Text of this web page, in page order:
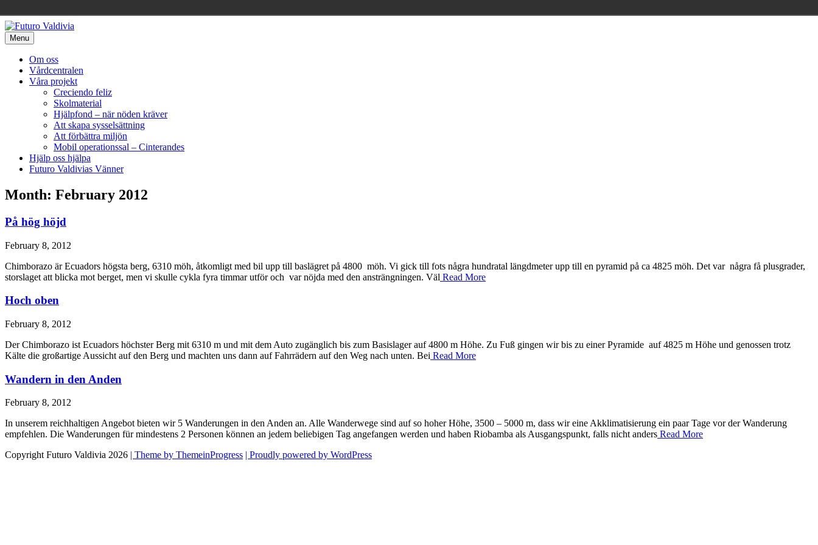
Skip
to
content
Menu
Om oss
Vårdcentralen
Våra projekt
Creciendo feliz
Skolmaterial
Hjälpfond – när nöden kräver
Att skapa sysselsättning
Att förbättra miljön
Mobil operationssal – Cinterandes
Hjälp oss hjälpa
Futuro Valdivias Vänner
Month: February 2012
På hög höjd
February 8, 2012
Chimborazo är Ecuadors högsta berg, 6310 möh, åtkomligt med bil upp till baslägret på 4800 möh. Vi gick till fots några hundratal längdmeter upp till en pyramid på ca 4825 möh. Det var några få plusgrader,
storslaget att blicka mot berget, men vi skulle cykla fyra timmar utför och var nöjda med den ansträngningen. Väl Read More
Hoch oben
February 8, 2012
Der Chimborazo ist Ecuadors höchster Berg mit 6310 m und mit dem Auto zugänglich bis zum Basislager auf 4800 m Höhe. Zu Fuß gingen wir bis zu einer Pyramide auf 4825 m Höhe und genossen trotz
Kälte die großartige Aussicht auf den Berg und machten uns dann auf Fahrrädern auf den Weg nach unten. Bei Read More
Wandern in den Anden
February 8, 2012
In unserem reichhaltigen Angebot bieten wir 5 Wanderungen in den Anden an. Alle Wanderwege sind auf so hoher Höhe, 3500 – 5000 m, dass wir eine Akklimatisierung ein paar Tage vor der Wanderung
empfehlen. Die Wanderungen für mindestens 2 Personen können an jedem beliebigen Tag angefangen werden und haben Riobamba als Ausgangspunkt, falls nicht anders Read More
Copyright Futuro Valdivia 2026 | Theme by ThemeinProgress | Proudly powered by WordPress